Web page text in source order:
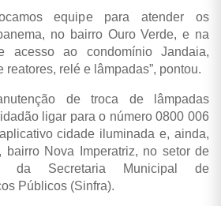
equipe para atender os
no bairro Ouro Verde, e na
acesso ao condomínio Jandaia,
reatores, relé e lâmpadas”, pontou.
de troca de lâmpadas
ligar para o número 0800 006
cidade iluminada e, ainda,
bairro Nova Imperatriz, no setor de
da Secretaria Municipal de
Públicos (Sinfra).